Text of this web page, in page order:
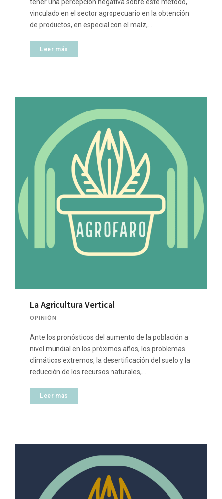
tener una percepción negativa sobre este método,
vinculado en el sector agropecuario en la obtención
de productos, en especial con el maíz,…
Leer más
La Agricultura Vertical
OPINIÓN
Ante los pronósticos del aumento de la población a
nivel mundial en los próximos años, los problemas
climáticos extremos, la desertificación del suelo y la
reducción de los recursos naturales,…
Leer más